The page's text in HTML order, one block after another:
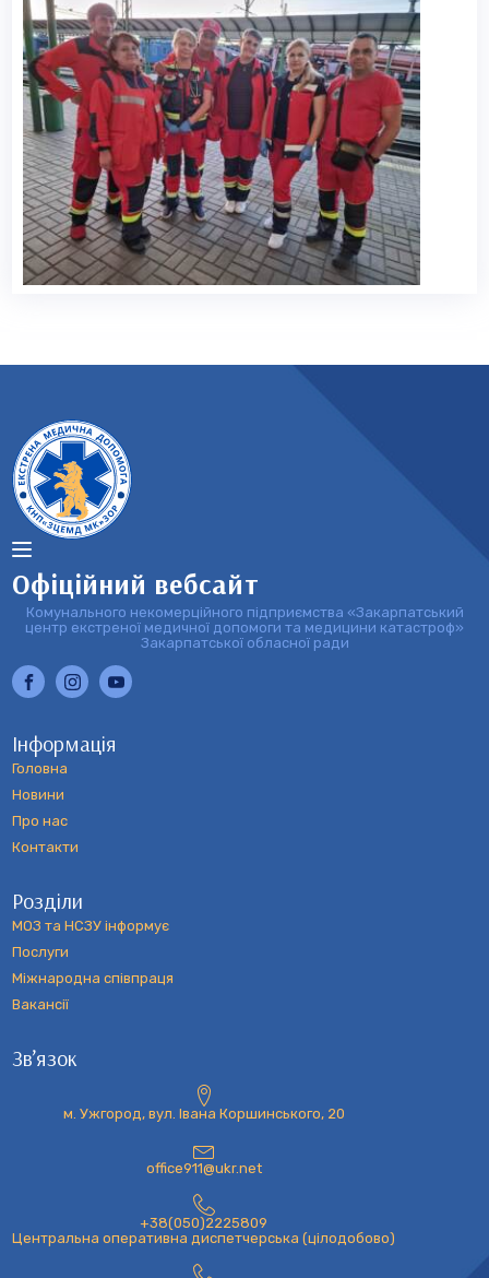
Офіційний вебсайт
Комунального некомерційного підприємства «Закарпатський
центр екстреної медичної допомоги та медицини катастроф»
Закарпатської обласної ради
Інформація
Головна
Новини
Про нас
Контакти
Розділи
МОЗ та НСЗУ інформує
Послуги
Міжнародна співпраця
Вакансії
Зв’язок
м. Ужгород, вул. Івана Коршинського, 20
office911@ukr.net
+38(050)2225809
Центральна оперативна диспетчерська (цілодобово)